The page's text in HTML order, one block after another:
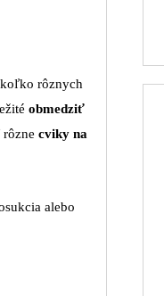
rôznych
obmedziť
cviky na
alebo